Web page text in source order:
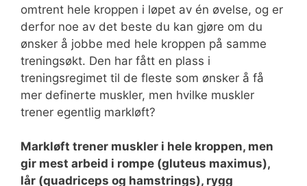
omtrent hele kroppen i løpet av én øvelse, og er
derfor noe av det beste du kan gjøre om du
ønsker å jobbe med hele kroppen på samme
treningsøkt. Den har fått en plass i
treningsregimet til de fleste som ønsker å få
mer definerte muskler, men hvilke muskler
trener egentlig markløft?
Markløft trener muskler i hele kroppen, men
gir mest arbeid i rompe (gluteus maximus),
lår (quadriceps og hamstrings), rygg